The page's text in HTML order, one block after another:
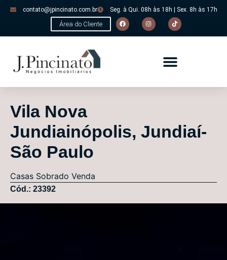
contato@jpincinato.com.br Seg. à Qui. 08h às 18h | Sex. 8h às 17h
Área do Cliente
Vila Nova
Jundiainópolis, Jundiaí-
São Paulo
Casas Sobrado Venda
Cód.: 23392